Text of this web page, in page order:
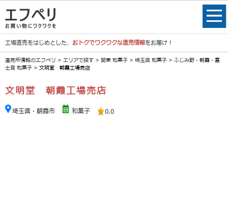
工場直売をはじめとした、 おトクでワクワクな直売情報をお届け！
直売所情報のエフペリ > エリアで探す > 関東 和菓子 > 埼玉県 和菓子 > ふじみ野・朝霞・富
士見 和菓子 > 文明堂 朝霞工場売店
文明堂 朝霞工場売店
埼玉県・朝霞市 和菓子 0.0